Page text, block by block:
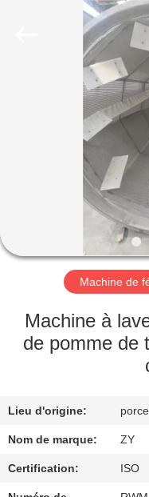
MAISON
PRODUITS
DES
USA
VISITE
D'USINE
DE
QUALITÉ
Machine de
Machine à
de pomme de
Lieu d'origine:
Nom de marque: ZY
Certification: ISO